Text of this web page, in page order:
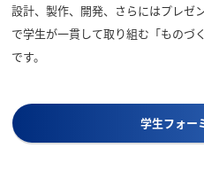
設計、製作、開発、さらにはプレゼ
で学生が一貫して取り組む「ものづ
です。
学生フォー